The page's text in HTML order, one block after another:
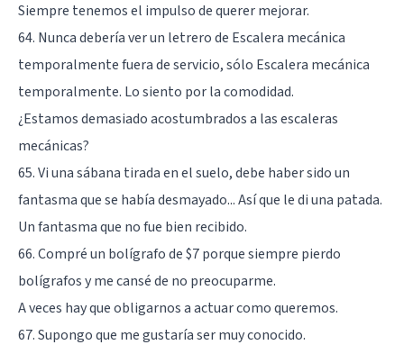
Siempre tenemos el impulso de querer mejorar.
64. Nunca debería ver un letrero de Escalera mecánica
temporalmente fuera de servicio, sólo Escalera mecánica
temporalmente. Lo siento por la comodidad.
¿Estamos demasiado acostumbrados a las escaleras
mecánicas?
65. Vi una sábana tirada en el suelo, debe haber sido un
fantasma que se había desmayado... Así que le di una patada.
Un fantasma que no fue bien recibido.
66. Compré un bolígrafo de $7 porque siempre pierdo
bolígrafos y me cansé de no preocuparme.
A veces hay que obligarnos a actuar como queremos.
67. Supongo que me gustaría ser muy conocido.